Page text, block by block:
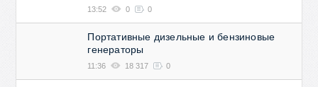
13:52 0 0
Портативные дизельные и бензиновые
генераторы
11:36 18 317 0